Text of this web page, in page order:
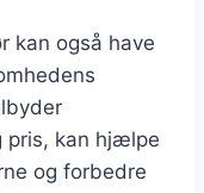
kan også have
pris, kan hjælpe
og forbedre